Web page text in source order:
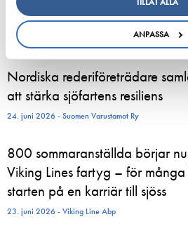
ANPASSA
listed company
3. augusti 2026 - ESL Shipping Ltd
Nordiska rederiföreträdare
att stärka sjöfartens resiliens
24. juni 2026 - Suomen Varustamot Ry
800 sommaranställda börjar
Viking Lines fartyg – för
starten på en karriär till sjöss
23. juni 2026 - Viking Line Abp